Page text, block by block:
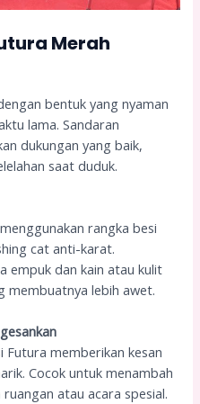
Merah
bentuk yang nyaman
lama. Sandaran
dukungan yang baik,
saat duduk.
rangka besi
cat anti-karat.
empuk dan kain atau kulit
membuatnya lebih awet.
Futura memberikan kesan
Cocok untuk menambah
atau acara spesial.